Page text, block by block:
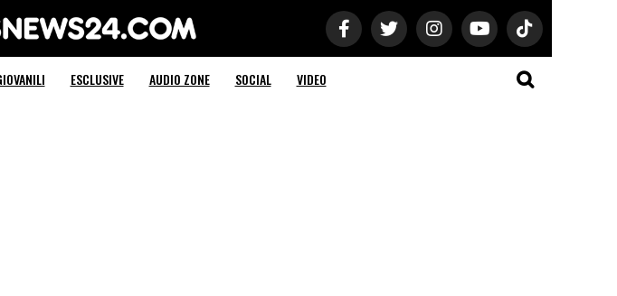
News 24
ESCLUSIVE AUDIO ZONE SOCIAL VIDEO